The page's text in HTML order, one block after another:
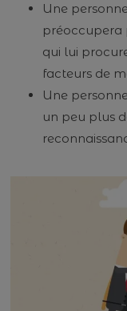
Une
préoccupera
qui lui
facteurs de
Une
un peu plus